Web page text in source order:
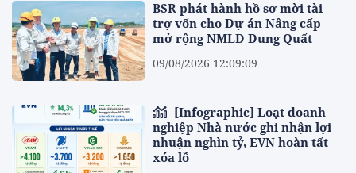
BSR phát hành hồ sơ mời tài
trợ vốn cho Dự án Nâng cấp
mở rộng NMLD Dung Quất
09/08/2026 12:09:09
nghiệp Nhà nước ghi nhận lợi
nhuận nghìn tỷ, EVN hoàn tất
xóa lỗ